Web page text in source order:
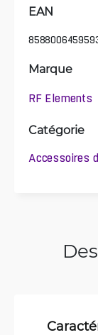
EAN
Marque
RF Elements
Catégorie
Accessoires